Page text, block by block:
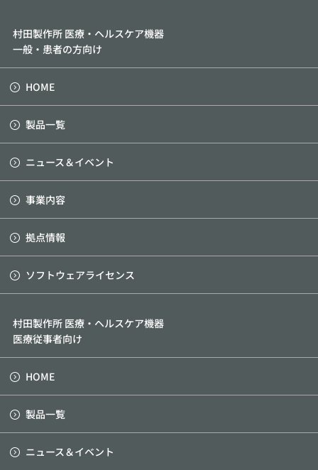
村田製作所 医療・ヘルスケア機器
一般・患者の方向け
HOME
製品一覧
ニュース＆イベント
事業内容
拠点情報
ソフトウェアライセンス
村田製作所 医療・ヘルスケア機器
医療従事者向け
HOME
製品一覧
ニュース＆イベント